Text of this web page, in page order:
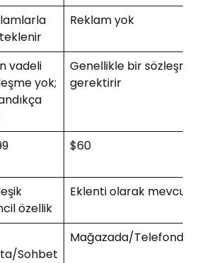
Reklam yok
vadeli
yok;
Genellikle bir sözleşme
gerektirir
$60
özellik
Eklenti olarak mevcut
Sohbet
Mağazada/